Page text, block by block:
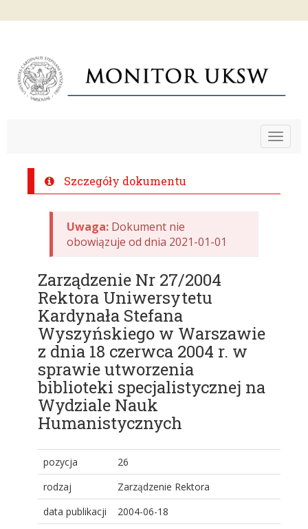
Toggle
Szczegóły dokumentu
Uwaga: Dokument nie
obowiązuje od dnia 2021-01-01
Zarządzenie Nr 27/2004
Rektora Uniwersytetu
Kardynała Stefana
Wyszyńskiego w Warszawie
z dnia 18 czerwca 2004 r. w
sprawie utworzenia
biblioteki specjalistycznej na
Wydziale Nauk
Humanistycznych
pozycja
26
rodzaj
Zarządzenie Rektora
data publikacji
2004-06-18